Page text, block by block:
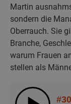
Martin
sondern die
Oberrauch. Sie
Branche,
warum Frauen
stellen als